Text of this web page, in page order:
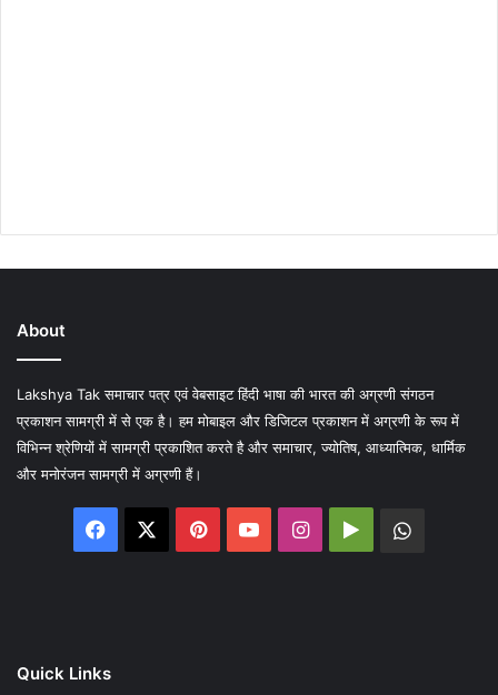
About
Lakshya Tak समाचार पत्र एवं वेबसाइट हिंदी भाषा की भारत की अग्रणी संगठन
प्रकाशन सामग्री में से एक है। हम मोबाइल और डिजिटल प्रकाशन में अग्रणी के रूप में
विभिन्न श्रेणियों में सामग्री प्रकाशित करते है और समाचार, ज्योतिष, आध्यात्मिक, धार्मिक
और मनोरंजन सामग्री में अग्रणी हैं।
Facebook PinterestYouTubeInstagram
Google
Quick Links